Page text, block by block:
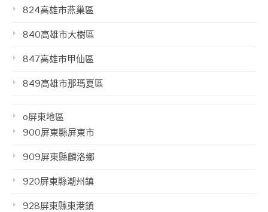
824高雄市燕巢區
840高雄市大樹區
847高雄市甲仙區
849高雄市那瑪夏區
o屏東地區
900屏東縣屏東市
909屏東縣麟洛鄉
920屏東縣潮州鎮
928屏東縣東港鎮